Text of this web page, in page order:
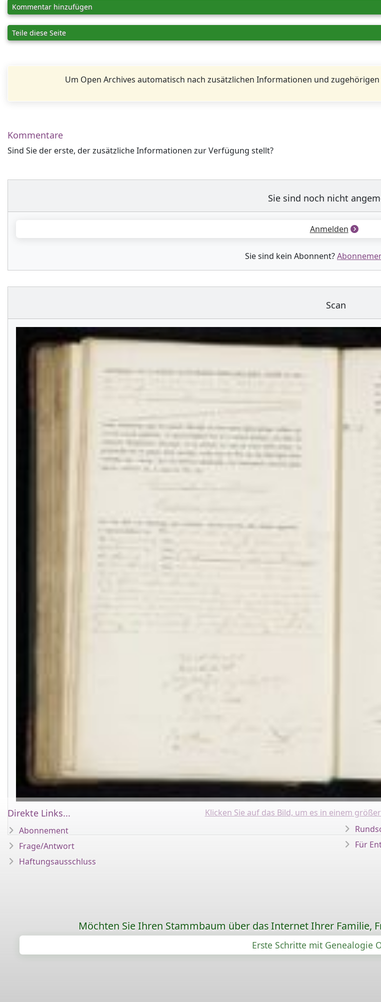
Kommentar hinzufügen
Teile diese Seite
Um Open Archives automatisch nach zusätzlichen Informationen und
Kommentare
Sind Sie der erste, der zusätzliche Informationen zur Verfügung stellt?
Sie sind noch nicht
Anmelden
Sie sind kein Abonnent?
Scan
Klicken Sie auf das Bild, um es in einem
Direkte Links...
Abonnement
Frage/Antwort
Haftungsausschluss
Für
Möchten Sie Ihren Stammbaum über das Internet Ihrer Familie,
Erste Schritte mit Genealogie